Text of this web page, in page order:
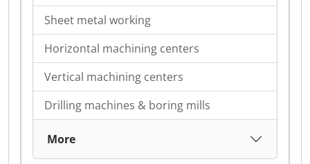
Sheet metal working
Horizontal machining centers
Vertical machining centers
Drilling machines & boring mills
More